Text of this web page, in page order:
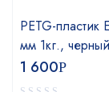
PETG-пластик
мм 1кг., черный
1 600Р